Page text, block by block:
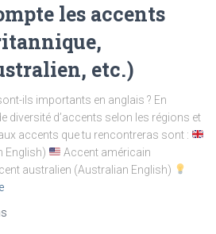
les accents
etc.)
ils importants en anglais ? En
diversité d’accents selon les régions et
accents que tu rencontreras sont :
English)
Accent américain
australien (Australian English)